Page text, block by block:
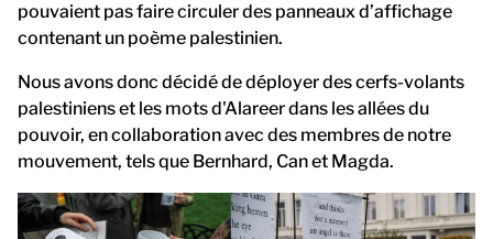
pouvaient pas faire circuler des panneaux d’affichage
contenant un poème palestinien.
Nous avons donc décidé de déployer des cerfs-volants
palestiniens et les mots d'Alareer dans les allées du
pouvoir, en collaboration avec des membres de notre
mouvement, tels que Bernhard, Can et Magda.